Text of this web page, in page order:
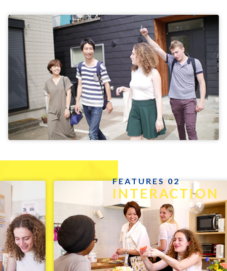
FEATURES 02
INTERACTION